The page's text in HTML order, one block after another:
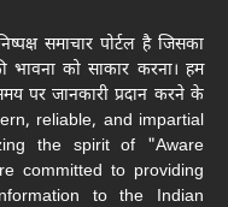
समाचार पोर्टल है जिसका
भावना को साकार करना। हम
पर जानकारी प्रदान करने के
reliable, and impartial
the spirit of "Aware
committed to providing
to the Indian